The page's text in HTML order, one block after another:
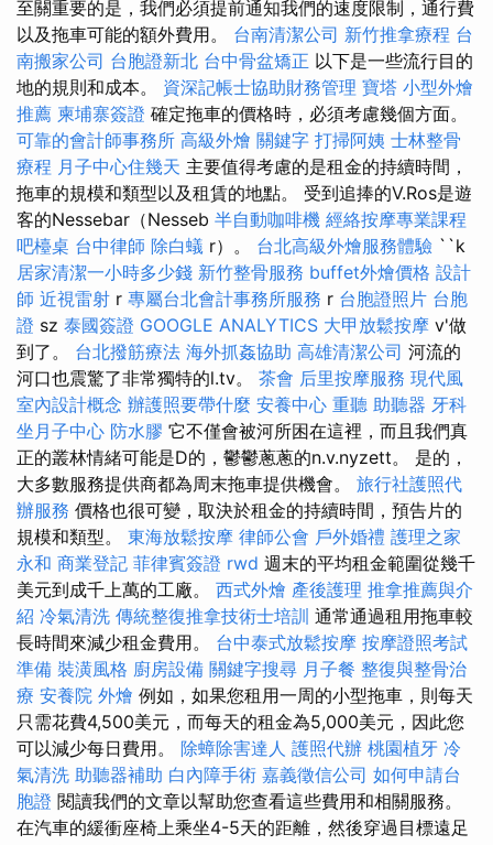
至關重要的是，我們必須提前通知我們的速度限制，通行費
以及拖車可能的額外費用。 台南清潔公司 新竹推拿療程 台
南搬家公司 台胞證新北 台中骨盆矯正 以下是一些流行目的
地的規則和成本。 資深記帳士協助財務管理 寶塔 小型外燴
推薦 柬埔寨簽證 確定拖車的價格時，必須考慮幾個方面。
可靠的會計師事務所 高級外燴 關鍵字 打掃阿姨 士林整骨
療程 月子中心住幾天 主要值得考慮的是租金的持續時間，
拖車的規模和類型以及租賃的地點。 受到追捧的V.Ros是遊
客的Nessebar（Nesseb 半自動咖啡機 經絡按摩專業課程
吧檯桌 台中律師 除白蟻 r）。 台北高級外燴服務體驗 ``k
居家清潔一小時多少錢 新竹整骨服務 buffet外燴價格 設計
師 近視雷射 r 專屬台北會計事務所服務 r 台胞證照片 台胞
證 sz 泰國簽證 GOOGLE ANALYTICS 大甲放鬆按摩 v'做
到了。 台北撥筋療法 海外抓姦協助 高雄清潔公司 河流的
河口也震驚了非常獨特的l.tv。 茶會 后里按摩服務 現代風
室內設計概念 辦護照要帶什麼 安養中心 重聽 助聽器 牙科
坐月子中心 防水膠 它不僅會被河所困在這裡，而且我們真
正的叢林情緒可能是D的，鬱鬱蔥蔥的n.v.nyzett。 是的，
大多數服務提供商都為周末拖車提供機會。 旅行社護照代
辦服務 價格也很可變，取決於租金的持續時間，預告片的
規模和類型。 東海放鬆按摩 律師公會 戶外婚禮 護理之家
永和 商業登記 菲律賓簽證 rwd 週末的平均租金範圍從幾千
美元到成千上萬的工廠。 西式外燴 產後護理 推拿推薦與介
紹 冷氣清洗 傳統整復推拿技術士培訓 通常通過租用拖車較
長時間來減少租金費用。 台中泰式放鬆按摩 按摩證照考試
準備 裝潢風格 廚房設備 關鍵字搜尋 月子餐 整復與整骨治
療 安養院 外燴 例如，如果您租用一周的小型拖車，則每天
只需花費4,500美元，而每天的租金為5,000美元，因此您
可以減少每日費用。 除蟑除害達人 護照代辦 桃園植牙 冷
氣清洗 助聽器補助 白內障手術 嘉義徵信公司 如何申請台
胞證 閱讀我們的文章以幫助您查看這些費用和相關服務。
在汽車的緩衝座椅上乘坐4-5天的距離，然後穿過目標遠足